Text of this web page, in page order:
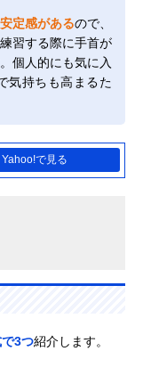
定感があるので、
習する際に手首が
個人的にも気に入
気持ちも高まるた
Yahoo!で見る
3つ紹介します。